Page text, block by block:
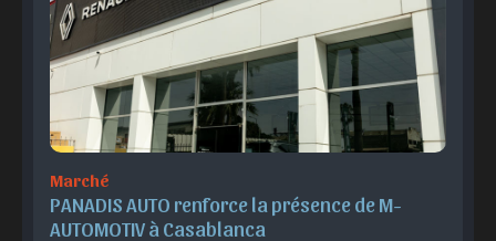
Marché
PANADIS AUTO renforce la présence de M-
AUTOMOTIV à Casablanca